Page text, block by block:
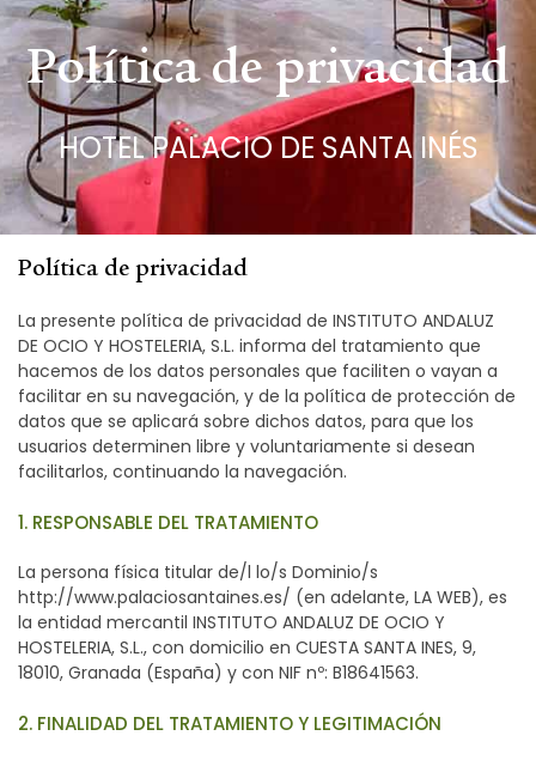
Política de privacidad
HOTEL PALACIO DE SANTA INÉS
Política de privacidad
La presente política de privacidad de INSTITUTO ANDALUZ
DE OCIO Y HOSTELERIA, S.L. informa del tratamiento que
hacemos de los datos personales que faciliten o vayan a
facilitar en su navegación, y de la política de protección de
datos que se aplicará sobre dichos datos, para que los
usuarios determinen libre y voluntariamente si desean
facilitarlos, continuando la navegación.
1. RESPONSABLE DEL TRATAMIENTO
La persona física titular de/l lo/s Dominio/s
http://www.palaciosantaines.es/ (en adelante, LA WEB), es
la entidad mercantil INSTITUTO ANDALUZ DE OCIO Y
HOSTELERIA, S.L., con domicilio en CUESTA SANTA INES, 9,
18010, Granada (España) y con NIF nº: B18641563.
2. FINALIDAD DEL TRATAMIENTO Y LEGITIMACIÓN